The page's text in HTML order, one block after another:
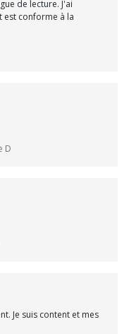
de lecture. J'ai
est conforme à la
D
Je suis content et mes